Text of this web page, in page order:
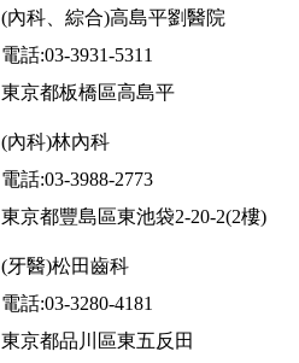
(內科、綜合)高島平劉醫院
電話:03-3931-5311
東京都板橋區高島平
(內科)林內科
電話:03-3988-2773
東京都豐島區東池袋2-20-2(2樓)
(牙醫)松田齒科
電話:03-3280-4181
東京都品川區東五反田